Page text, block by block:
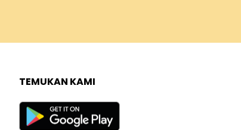
TEMUKAN KAMI